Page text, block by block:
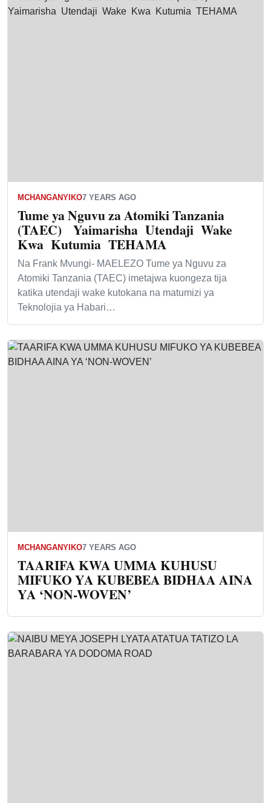
MCHANGANYIKO7 YEARS AGO
Tume ya Nguvu za Atomiki Tanzania
(TAEC) Yaimarisha Utendaji Wake
Kwa Kutumia TEHAMA
Na Frank Mvungi- MAELEZO Tume ya Nguvu za
Atomiki Tanzania (TAEC) imetajwa kuongeza tija
katika utendaji wake kutokana na matumizi ya
Teknolojia ya Habari…
MCHANGANYIKO7 YEARS AGO
TAARIFA KWA UMMA KUHUSU
MIFUKO YA KUBEBEA BIDHAA AINA
YA ‘NON-WOVEN’